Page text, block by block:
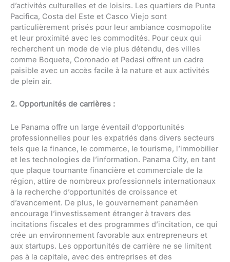
d’activités culturelles et de loisirs. Les quartiers de Punta
Pacifica, Costa del Este et Casco Viejo sont
particulièrement prisés pour leur ambiance cosmopolite
et leur proximité avec les commodités. Pour ceux qui
recherchent un mode de vie plus détendu, des villes
comme Boquete, Coronado et Pedasi offrent un cadre
paisible avec un accès facile à la nature et aux activités
de plein air.
2. Opportunités de carrières :
Le Panama offre un large éventail d’opportunités
professionnelles pour les expatriés dans divers secteurs
tels que la finance, le commerce, le tourisme, l’immobilier
et les technologies de l’information. Panama City, en tant
que plaque tournante financière et commerciale de la
région, attire de nombreux professionnels internationaux
à la recherche d’opportunités de croissance et
d’avancement. De plus, le gouvernement panaméen
encourage l’investissement étranger à travers des
incitations fiscales et des programmes d’incitation, ce qui
crée un environnement favorable aux entrepreneurs et
aux startups. Les opportunités de carrière ne se limitent
pas à la capitale, avec des entreprises et des